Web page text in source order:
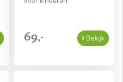
69,- Bekijk